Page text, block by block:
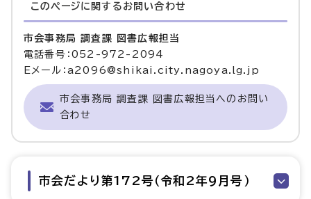
このページに関する お問い合わせ
市会事務局 調査課 図書広報担当
電話番号：052-972-2094
Eメール：a2096@shikai.city.nagoya.lg.jp
市会事務局 調査課 図書広報担当へのお問い
合わせ
市会だより第172号（令和2年9月号）